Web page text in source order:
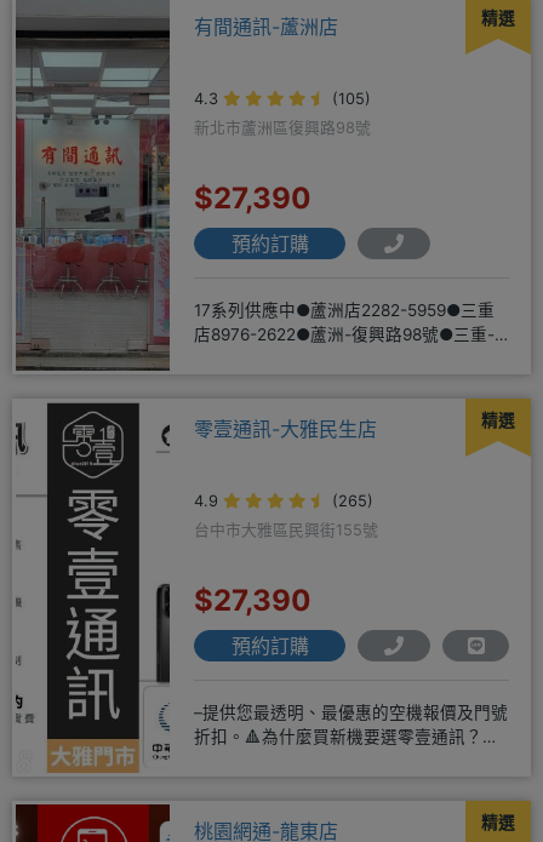
精選
有間通訊-蘆洲店
4.3
(105)
新北市蘆洲區復興路98號
$27,390
預約訂購
17系列供應中●蘆洲店2282-5959●三重
店8976-2622●蘆洲-復興路98號●三重-
精選
零壹通訊-大雅民生店
4.9
(265)
台中市大雅區民興街155號
$27,390
預約訂購
–提供您最透明、最優惠的空機報價及門號
折扣。🔺為什麼買新機要選零壹通訊？
精選
桃園網通-龍東店